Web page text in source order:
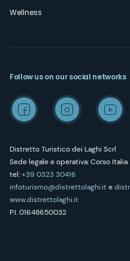
Wellness
Distretto Turistico dei Laghi Scrl
Sede legale e operativa: Corso
tel:+39 0323 30416
infoturismo@distrettolaghi.ite
www.distrettolaghi.it
P.I. 01648650032
Follow us on our social networks